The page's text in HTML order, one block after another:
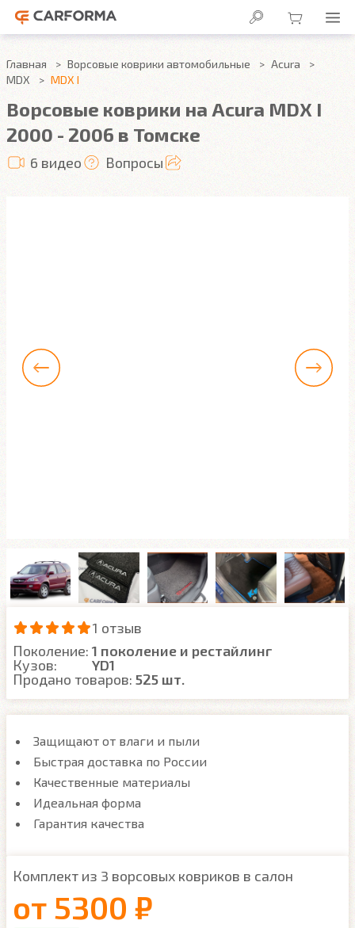
Главная Ворсовые коврики автомобильные
Acura
MDX
MDX I
Ворсовые коврики на Acura MDX I
2000 - 2006 в Томске
6 видео Вопросы
1 отзыв
Поколение: 1 поколение и рестайлинг
Кузов:
YD1
Продано товаров: 525 шт.
Защищают от влаги и пыли
Быстрая доставка по России
Качественные материалы
Идеальная форма
Гарантия качества
Комплект из 3 ворсовых ковриков в салон
от 5300 ₽